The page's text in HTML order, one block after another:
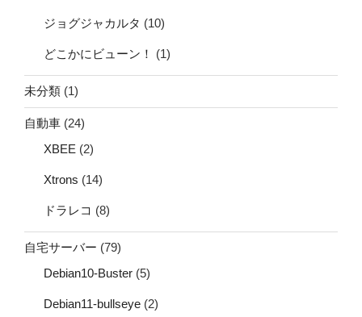
ジョグジャカルタ (10)
どこかにビューン！ (1)
未分類 (1)
自動車 (24)
XBEE (2)
Xtrons (14)
ドラレコ (8)
自宅サーバー (79)
Debian10-Buster (5)
Debian11-bullseye (2)